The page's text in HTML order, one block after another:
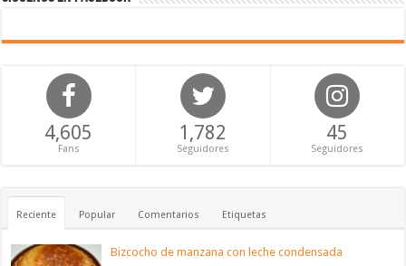
4,605
Fans
1,782
Seguidores
45
Seguidores
Reciente Popular Comentarios Etiquetas
Bizcocho de manzana con leche condensada